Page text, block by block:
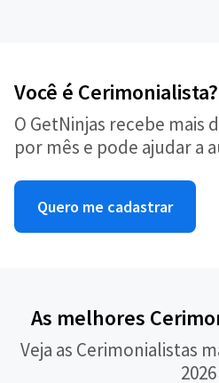
Você é Cerimonialista?
O GetNinjas recebe mais
por mês e pode ajudar a
Quero me cadastrar
As melhores
Veja as Cerimonialistas
2026